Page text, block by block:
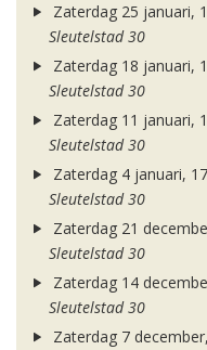
Zaterdag 25 januari,
Sleutelstad 30
Zaterdag 18 januari,
Sleutelstad 30
Zaterdag 11 januari,
Sleutelstad 30
Zaterdag 4 januari,
Sleutelstad 30
Zaterdag 21
Sleutelstad 30
Zaterdag 14
Sleutelstad 30
Zaterdag 7